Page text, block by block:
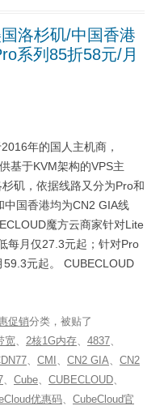
洛杉矶/中国香港
系列85折58元/月
年的国人主机商，
基于KVM架构的VPS主
矶，依据线路又分为Pro和
中国香港均为CN2 GIA线
魔方云商家针对Lite
每月仅27.3元起；针对Pro
元起。 CUBECLOUD
促销分类，被贴了
宽、 2核1G内存、 4837、
、 CMI 、 CN2 GIA、 CN2
、 Cube、 CUBECLOUD、
优惠码、 CubeCloud官